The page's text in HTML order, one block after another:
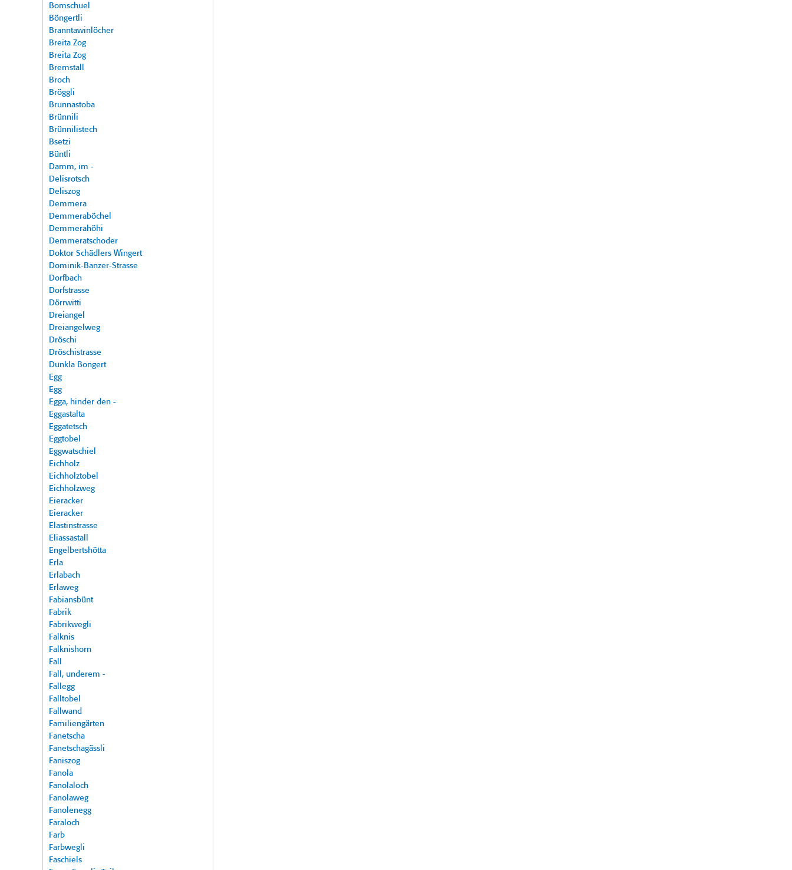
Bomschuel
Böngertli
Branntawinlöcher
Breita Zog
Breita Zog
Bremstall
Broch
Bröggli
Brunnastoba
Brünnili
Brünnilistech
Bsetzi
Büntli
Damm, im -
Delisrotsch
Deliszog
Demmera
Demmeraböchel
Demmerahöhi
Demmeratschoder
Doktor Schädlers Wingert
Dominik-Banzer-Strasse
Dorfbach
Dorfstrasse
Dörrwitti
Dreiangel
Dreiangelweg
Dröschi
Dröschistrasse
Dunkla Bongert
Egg
Egg
Egga, hinder den -
Eggastalta
Eggatetsch
Eggtobel
Eggwatschiel
Eichholz
Eichholztobel
Eichholzweg
Eieracker
Eieracker
Elastinstrasse
Eliassastall
Engelbertshötta
Erla
Erlabach
Erlaweg
Fabiansbünt
Fabrik
Fabrikwegli
Falknis
Falknishorn
Fall
Fall, underem -
Fallegg
Falltobel
Fallwand
Familiengärten
Fanetscha
Fanetschagässli
Faniszog
Fanola
Fanolaloch
Fanolaweg
Fanolenegg
Faraloch
Farb
Farbwegli
Faschiels